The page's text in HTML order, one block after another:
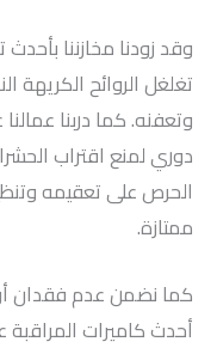
وقد زودنا مخازننا
تغلغل الروائح الكريهة
وتعفنه. كما دربنا
دوري لمنع اقتراب
الحرص على تعقيمه
ممتازة.
كما نضمن عدم فقدان
أحدث كاميرات